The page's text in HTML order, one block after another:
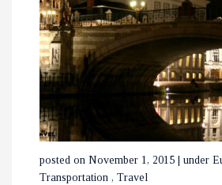
posted on November 1, 2015 under
Transportation , Travel
ΟΙ ΚΑΤΑΡΡΑΚΤΕΣ
ΒΑΡΒΑΡΑΣ ΣΤΗΝ
ΧΑΛΚΙΔΙΚΗ